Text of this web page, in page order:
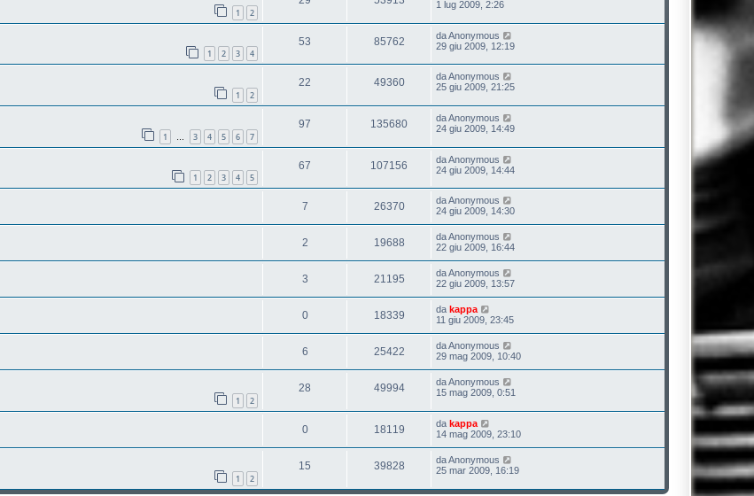
1 2
1 lug 2009, 2:26
1 2 3 4
53 85762 daAnonymous
29 giu 2009, 12:19
1 2
22 49360 daAnonymous
25 giu 2009, 21:25
1 … 3 4 5 6 7
97 135680 daAnonymous
24 giu 2009, 14:49
1 2 3 4 5
67 107156 daAnonymous
24 giu 2009, 14:44
7 26370 daAnonymous
24 giu 2009, 14:30
2 19688 daAnonymous
22 giu 2009, 16:44
3 21195 daAnonymous
22 giu 2009, 13:57
0 18339 da kappa
11 giu 2009, 23:45
6 25422 daAnonymous
29 mag 2009, 10:40
1 2
28 49994 daAnonymous
15 mag 2009, 0:51
0 18119 da kappa
14 mag 2009, 23:10
1 2
15 39828 daAnonymous
25 mar 2009, 16:19